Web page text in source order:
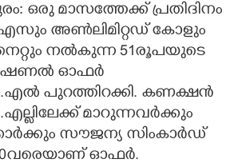
ഒരു മാസത്തേക്ക് പ്രതിദിനം
അൺലിമിറ്റഡ് കോളും
നൽകുന്ന 51രൂപയുടെ
ഓഫർ
പുറത്തിറക്കി. കണക്ഷൻ
മാറുന്നവർക്കും
സൗജന്യ സിംകാർഡ്
ഓഫർ.